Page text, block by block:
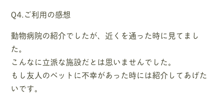
Q4.ご利用の感想
動物病院の紹介でしたが、近くを通った時に見てまし
た。
こんなに立派な施設だとは思いませんでした。
もし友人のペットに不幸があった時には紹介してあげた
いです。